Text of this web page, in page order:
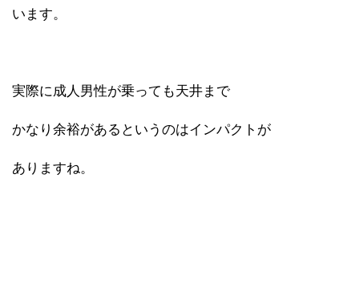
います。
実際に成人男性が乗っても天井まで
かなり余裕があるというのはインパクトが
ありますね。